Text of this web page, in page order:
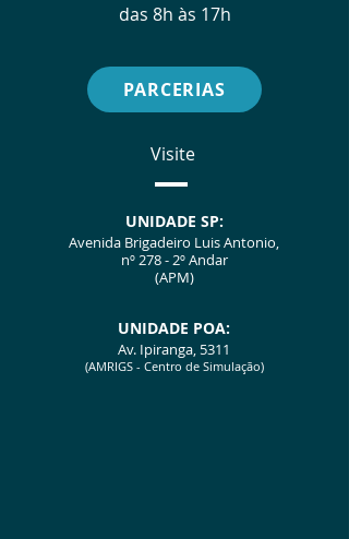
das 8h às 17h
PARCERIAS
Visite
UNIDADE SP:
Avenida Brigadeiro Luis Antonio,
nº 278 - 2º Andar
(APM)
UNIDADE POA:
Av. Ipiranga, 5311
(AMRIGS - Centro de Simulação)